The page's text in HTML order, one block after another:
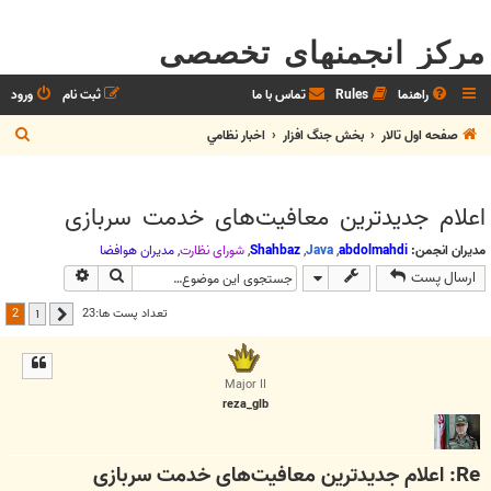
مرکز انجمنهای تخصصی
راهنما Rules تماس با ما ورود
ثبت نام
صفحه اول تالار
بخش جنگ افزار اخبار نظامي
س
اعلام جدید‌ترین معافیت‌های خدمت سربازی
مدیران انجمن: abdolmahdi
,
Java
,
Shahbaz
,شوراي نظارت,مديران هوافضا
ارسال پست جستجو
تعداد پست ها:23 قبلی 1
2
Major II
reza_glb
Re: اعلام جدید‌ترین معافیت‌های خدمت سربازی